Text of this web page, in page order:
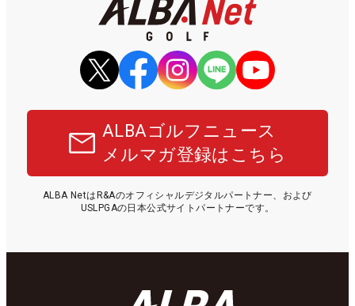
ALBAゴルフニュース
メルマガ登録はこちら
ALBA NetはR&Aのオフィシャルデジタルパートナー、および
USLPGAの日本公式サイトパートナーです。